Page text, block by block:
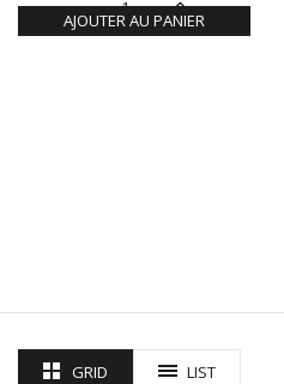
AJOUTER AU PANIER
GRID LIST